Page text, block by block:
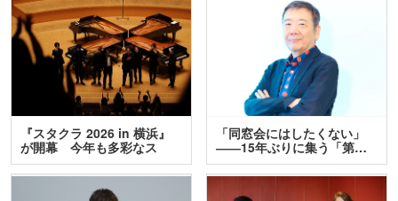
『スタクラ 2026 in 横浜』
が開幕 今年も多彩なス
テ…
「同窓会にはしたくない」
――15年ぶりに集う「第…